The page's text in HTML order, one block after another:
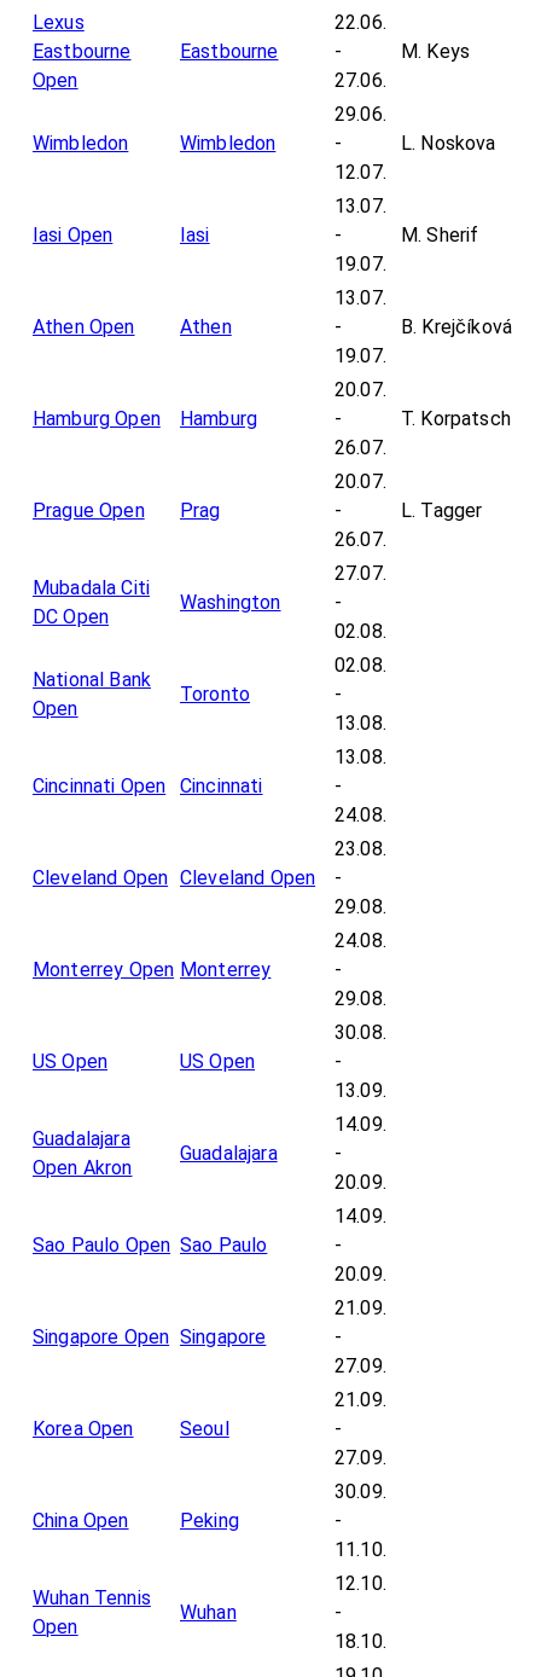
Lexus
Eastbourne
Open
Eastbourne
22.06.
-
27.06.
M. Keys
Wimbledon Wimbledon
29.06.
-
12.07.
L. Noskova
Iasi Open Iasi
13.07.
-
19.07.
M. Sherif
Athen Open Athen
13.07.
-
19.07.
B. Krejčíková
Hamburg Open Hamburg
20.07.
-
26.07.
T. Korpatsch
Prague Open Prag
20.07.
-
26.07.
L. Tagger
Mubadala Citi
DC Open
Washington
27.07.
-
02.08.
National Bank
Open
Toronto
02.08.
-
13.08.
Cincinnati Open Cincinnati
13.08.
-
24.08.
Cleveland Open Cleveland Open
23.08.
-
29.08.
Monterrey Open Monterrey
24.08.
-
29.08.
US Open US Open
30.08.
-
13.09.
Guadalajara
Open Akron
Guadalajara
14.09.
-
20.09.
Sao Paulo Open Sao Paulo
14.09.
-
20.09.
Singapore Open Singapore
21.09.
-
27.09.
Korea Open Seoul
21.09.
-
27.09.
China Open Peking
30.09.
-
11.10.
Wuhan Tennis
Open
Wuhan
12.10.
-
18.10.